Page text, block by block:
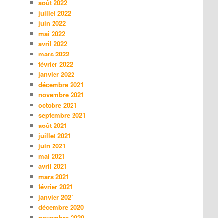
août 2022
juillet 2022
juin 2022
mai 2022
avril 2022
mars 2022
février 2022
janvier 2022
décembre 2021
novembre 2021
octobre 2021
septembre 2021
août 2021
juillet 2021
juin 2021
mai 2021
avril 2021
mars 2021
février 2021
janvier 2021
décembre 2020